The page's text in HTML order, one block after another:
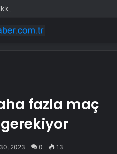
Kazası
fazla maç
2023 0 13